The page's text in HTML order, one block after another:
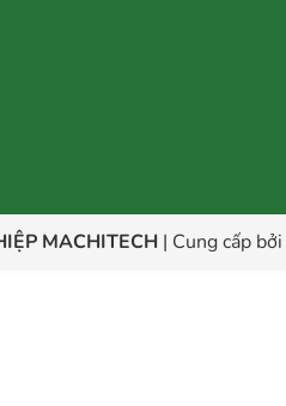
MACHITECH | Cung cấp bởi